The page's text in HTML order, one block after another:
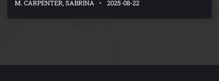
M. CARPENTER, SABRINA 2025-08-22